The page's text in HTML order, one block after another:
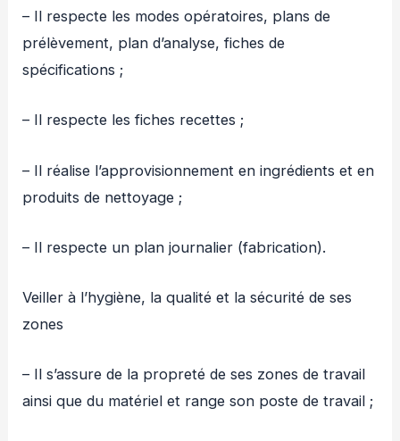
– Il respecte les modes opératoires, plans de
prélèvement, plan d’analyse, fiches de
spécifications ;
– Il respecte les fiches recettes ;
– Il réalise l’approvisionnement en ingrédients et en
produits de nettoyage ;
– Il respecte un plan journalier (fabrication).
Veiller à l’hygiène, la qualité et la sécurité de ses
zones
– Il s’assure de la propreté de ses zones de travail
ainsi que du matériel et range son poste de travail ;